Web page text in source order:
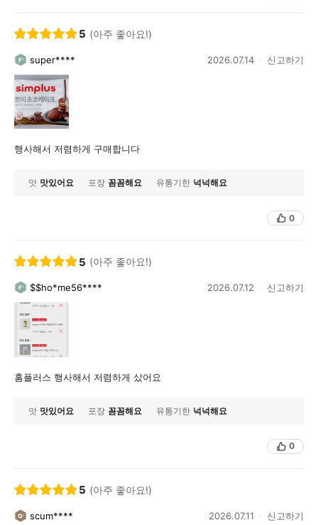
5 (아주 좋아요!)
super**** 2026.07.14 신고하기
행사해서 저렴하게 구매합니다
맛 맛있어요 포장 꼼꼼해요 유통기한 넉넉해요
0
5 (아주 좋아요!)
$$ho*me56**** 2026.07.12 신고하기
홈플러스 행사해서 저렴하게 샀어요
맛 맛있어요 포장 꼼꼼해요 유통기한 넉넉해요
0
5 (아주 좋아요!)
scum**** 2026.07.11 신고하기